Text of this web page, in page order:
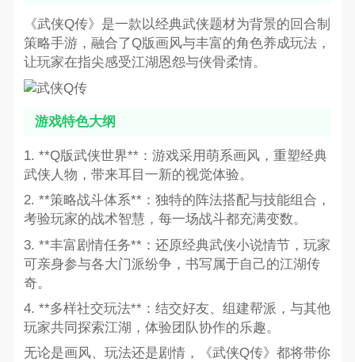
《武侠Q传》是一款以经典武侠题材为背景的回合制
策略手游，融合了Q版画风与丰富的角色养成玩法，
让玩家在指尖感受江湖恩怨与侠骨柔情。
游戏特色大纲
1. **Q版武侠世界**：游戏采用萌系画风，重塑经典
武侠人物，带来耳目一新的视觉体验。
2. **策略战斗体系**：独特的阵法搭配与技能组合，
考验玩家的战术智慧，每一场战斗都充满变数。
3. **丰富剧情任务**：还原经典武侠小说情节，玩家
可亲身参与各大门派纷争，书写属于自己的江湖传
奇。
4. **多样社交玩法**：结交好友、组建帮派，与其他
玩家共同探索江湖，体验团队协作的乐趣。
无论是画风、玩法还是剧情，《武侠Q传》都将带你